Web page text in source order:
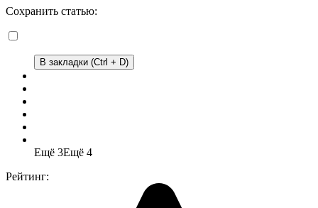
Сохранить статью:
В закладки (Ctrl + D)
Ещё 3Ещё 4
Рейтинг: